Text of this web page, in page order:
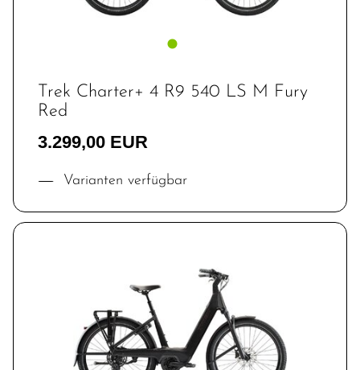
Trek Charter+ 4 R9 540 LS M Fury
Red
3.299,00 EUR
Varianten verfügbar